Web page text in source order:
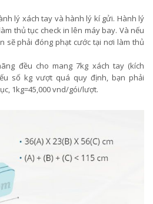
lý xách tay và hành lý kí gửi. Hành lý
thủ tục check in lên máy bay. Và nếu
sẽ phải đóng phạt cước tại nơi làm thủ
đều cho mang 7kg xách tay (kích
số kg vượt quá quy định, bạn phải
1kg=45,000 vnd/gói/lượt.